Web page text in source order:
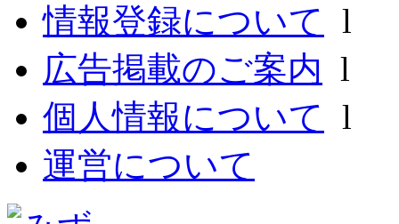
情報登録について l
広告掲載のご案内 l
個人情報について l
運営について